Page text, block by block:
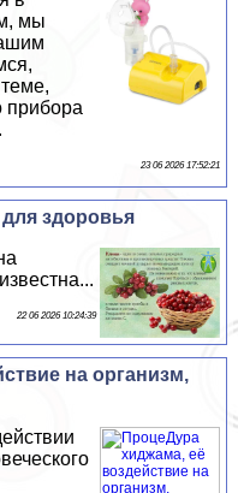
мы
прибора
23 06 2026 17:52:21
здоровья
22 06 2026 10:24:39
на организм,